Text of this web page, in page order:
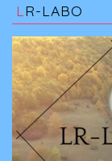
LR-LABO